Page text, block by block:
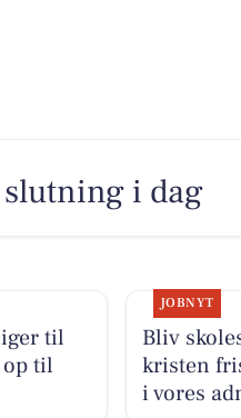
i dag
til
op til
JOBNYT
Bliv
kristen
i vores